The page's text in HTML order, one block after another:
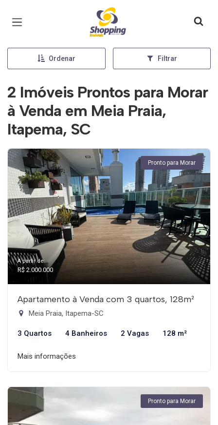
Página inicial
Ordenar Filtrar
2 Imóveis Prontos para Morar
à Venda em Meia Praia,
Itapema, SC
Pronto para Morar
A partir de:
R$ 2.000.000
Apartamento à Venda com 3 quartos, 128m²
Meia Praia, Itapema-SC
3 Quartos 4 Banheiros 2 Vagas 128 m²
Mais informações
Pronto para Morar